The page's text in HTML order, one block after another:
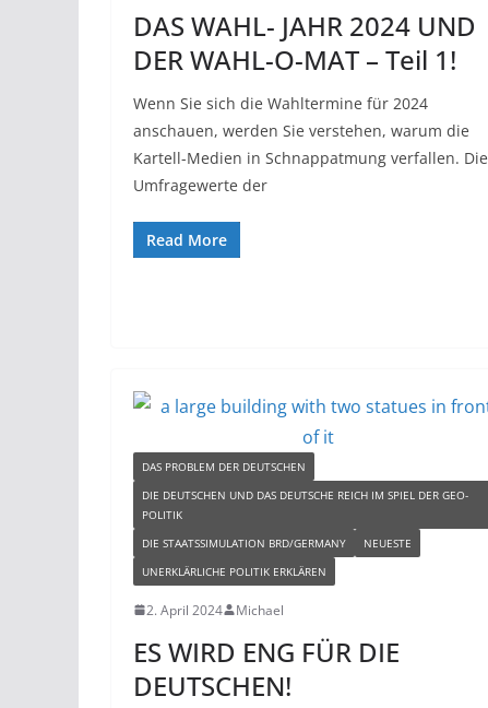
DAS WAHL- JAHR 2024 UND
DER WAHL-O-MAT – Teil 1!
Wenn Sie sich die Wahltermine für 2024
anschauen, werden Sie verstehen, warum die
Kartell-Medien in Schnappatmung verfallen. Die
Umfragewerte der
Read More
DAS PROBLEM DER DEUTSCHEN
DIE DEUTSCHEN UND DAS DEUTSCHE REICH IM SPIEL DER GEO-
POLITIK
DIE STAATSSIMULATION BRD/GERMANY
NEUESTE
UNERKLÄRLICHE POLITIK ERKLÄREN
2. April 2024 Michael
ES WIRD ENG FÜR DIE
DEUTSCHEN!